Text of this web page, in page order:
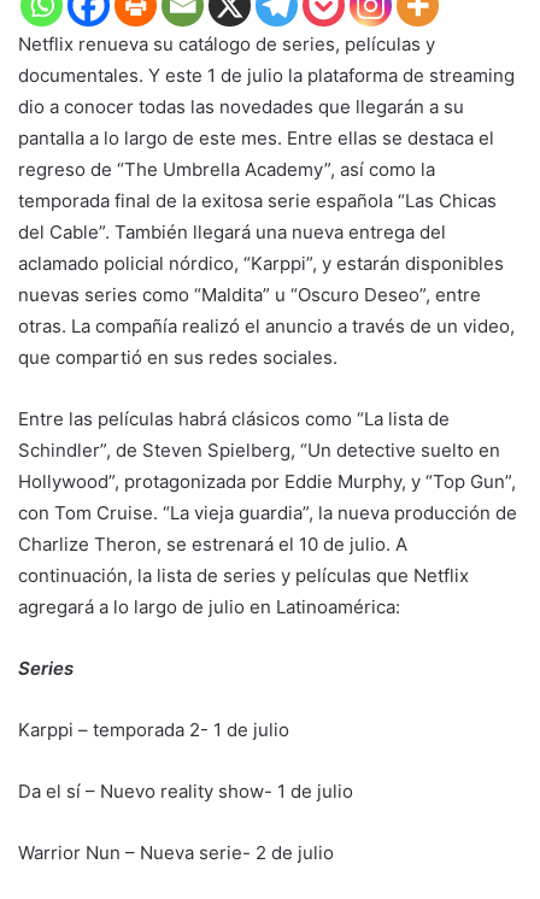
Netflix renueva su catálogo de series, películas y
documentales. Y este 1 de julio la plataforma de streaming
dio a conocer todas las novedades que llegarán a su
pantalla a lo largo de este mes. Entre ellas se destaca el
regreso de “The Umbrella Academy”, así como la
temporada final de la exitosa serie española “Las Chicas
del Cable”. También llegará una nueva entrega del
aclamado policial nórdico, “Karppi”, y estarán disponibles
nuevas series como “Maldita” u “Oscuro Deseo”, entre
otras. La compañía realizó el anuncio a través de un video,
que compartió en sus redes sociales.
Entre las películas habrá clásicos como “La lista de
Schindler”, de Steven Spielberg, “Un detective suelto en
Hollywood”, protagonizada por Eddie Murphy, y “Top Gun”,
con Tom Cruise. “La vieja guardia”, la nueva producción de
Charlize Theron, se estrenará el 10 de julio. A
continuación, la lista de series y películas que Netflix
agregará a lo largo de julio en Latinoamérica:
Series
Karppi – temporada 2- 1 de julio
Da el sí – Nuevo reality show- 1 de julio
Warrior Nun – Nueva serie- 2 de julio